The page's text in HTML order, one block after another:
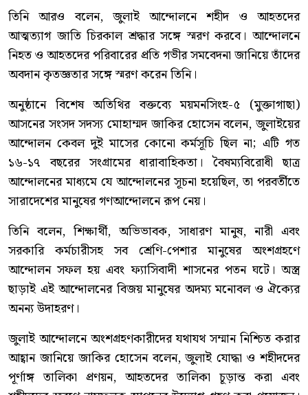
তিনি আরও বলেন, জুলাই আন্দোলনে শহীদ ও আহতদের
আত্মত্যাগ জাতি চিরকাল শ্রদ্ধার সঙ্গে স্মরণ করবে। আন্দোলনে
নিহত ও আহতদের পরিবারের প্রতি গভীর সমবেদনা জানিয়ে তাঁদের
অবদান কৃতজ্ঞতার সঙ্গে স্মরণ করেন তিনি।
অনুষ্ঠানে বিশেষ অতিথির বক্তব্যে ময়মনসিংহ-৫ (মুক্তাগাছা)
আসনের সংসদ সদস্য মোহাম্মদ জাকির হোসেন বলেন, জুলাইয়ের
আন্দোলন কেবল দুই মাসের কোনো কর্মসূচি ছিল না; এটি গত
১৬-১৭ বছরের সংগ্রামের ধারাবাহিকতা। বৈষম্যবিরোধী ছাত্র
আন্দোলনের মাধ্যমে যে আন্দোলনের সূচনা হয়েছিল, তা পরবর্তীতে
সারাদেশের মানুষের গণআন্দোলনে রূপ নেয়।
তিনি বলেন, শিক্ষার্থী, অভিভাবক, সাধারণ মানুষ, নারী এবং
সরকারি কর্মচারীসহ সব শ্রেণি-পেশার মানুষের অংশগ্রহণে
আন্দোলন সফল হয় এবং ফ্যাসিবাদী শাসনের পতন ঘটে। অস্ত্র
ছাড়াই এই আন্দোলনের বিজয় মানুষের অদম্য মনোবল ও ঐক্যের
অনন্য উদাহরণ।
জুলাই আন্দোলনে অংশগ্রহণকারীদের যথাযথ সম্মান নিশ্চিত করার
আহ্বান জানিয়ে জাকির হোসেন বলেন, জুলাই যোদ্ধা ও শহীদদের
পূর্ণাঙ্গ তালিকা প্রণয়ন, আহতদের তালিকা চূড়ান্ত করা এবং